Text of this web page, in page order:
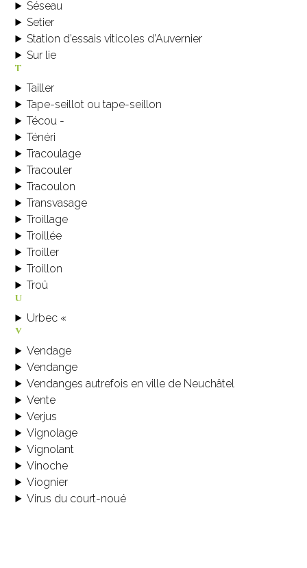
Séseau
Setier
Station d’essais viticoles d’Auvernier
Sur lie
t
Tailler
Tape-seillot ou tape-seillon
Técou -
Ténéri
Tracoulage
Tracouler
Tracoulon
Transvasage
Troillage
Troillée
Troiller
Troillon
Troû
u
Urbec «
v
Vendage
Vendange
Vendanges autrefois en ville de Neuchâtel
Vente
Verjus
Vignolage
Vignolant
Vinoche
Viognier
Virus du court-noué